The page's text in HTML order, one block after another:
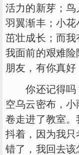
活力的新芽；
羽翼渐丰；小
茁壮成长；而
我面前的艰难险
朋友，有你真好
你还记得吗
空乌云密布，
卷走进了教室
抖着，因为我
错了，我回去该